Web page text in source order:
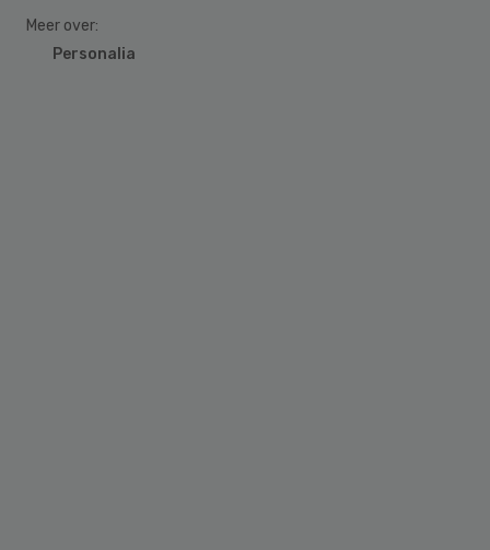
Meer over:
Personalia